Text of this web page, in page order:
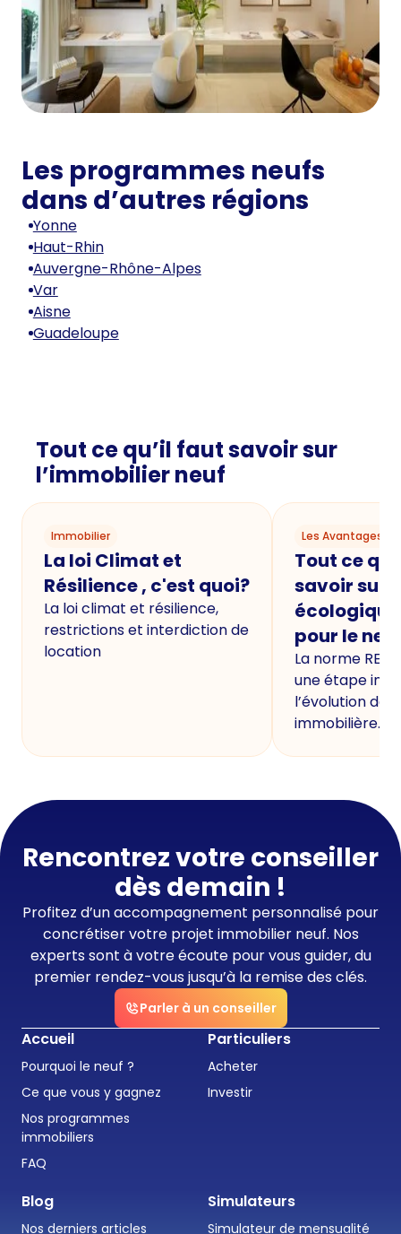
Les programmes neufs
dans d’autres régions
Yonne
Haut-Rhin
Auvergne-Rhône-Alpes
Var
Aisne
Guadeloupe
Tout ce qu’il faut savoir sur
l’immobilier neuf
Immobilier
La loi Climat et
Résilience , c'est quoi?
La loi climat et résilience,
restrictions et interdiction de
location
Les Avantages
Tout ce
savoir sur
écologique
pour le
La norme
une étape
l’évolution de
immobilière.
Rencontrez votre conseiller
dès demain !
Profitez d’un accompagnement personnalisé pour
concrétiser votre projet immobilier neuf. Nos
experts sont à votre écoute pour vous guider, du
premier rendez-vous jusqu’à la remise des clés.
Parler à un conseiller
Accueil
Pourquoi le neuf ?
Ce que vous y gagnez
Nos programmes
immobiliers
FAQ
Particuliers
Acheter
Investir
Blog
Nos derniers articles
Simulateurs
Simulateur de mensualité